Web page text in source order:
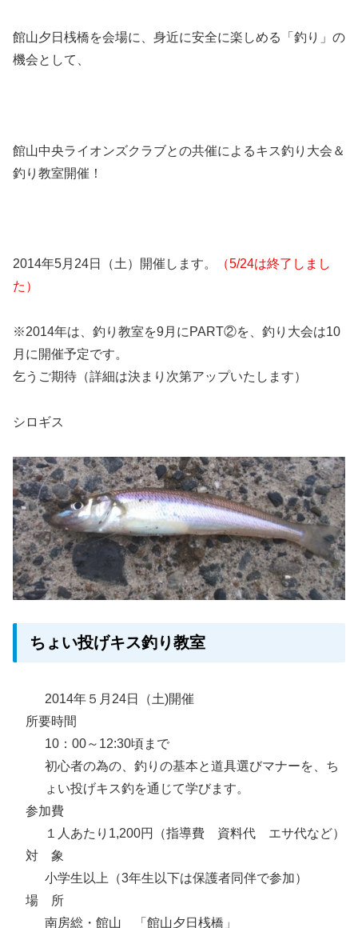
館山夕日桟橋を会場に、身近に安全に楽しめる「釣り」の
機会として、
館山中央ライオンズクラブとの共催によるキス釣り大会＆
釣り教室開催！
2014年5月24日（土）開催します。
（5/24は終了しまし
た）
※2014年は、釣り教室を9月にPART②を、釣り大会は10
月に開催予定です。
乞うご期待（詳細は決まり次第アップいたします）
シロギス
ちょい投げキス釣り教室
2014年５月24日（土)開催
所要時間
10：00～12:30頃まで
初心者の為の、釣りの基本と道具選びマナーを、ち
ょい投げキス釣を通じて学びます。
参加費
１人あたり1,200円（指導費 資料代 エサ代など）
対 象
小学生以上（3年生以下は保護者同伴で参加）
場 所
南房総・館山 「館山夕日桟橋」